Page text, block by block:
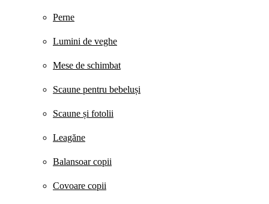
Perne
Lumini de veghe
Mese de schimbat
Scaune pentru bebeluși
Scaune și fotolii
Leagăne
Balansoar copii
Covoare copii